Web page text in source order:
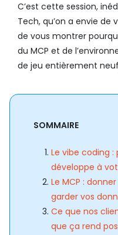
C’est cette session,
Tech, qu’on a envie de
de vous montrer
du MCP et de
de jeu entièrement
SOMMAIRE
Le vibe coding :
développe à
Le MCP :
garder vos
Ce que nos
que ça rend